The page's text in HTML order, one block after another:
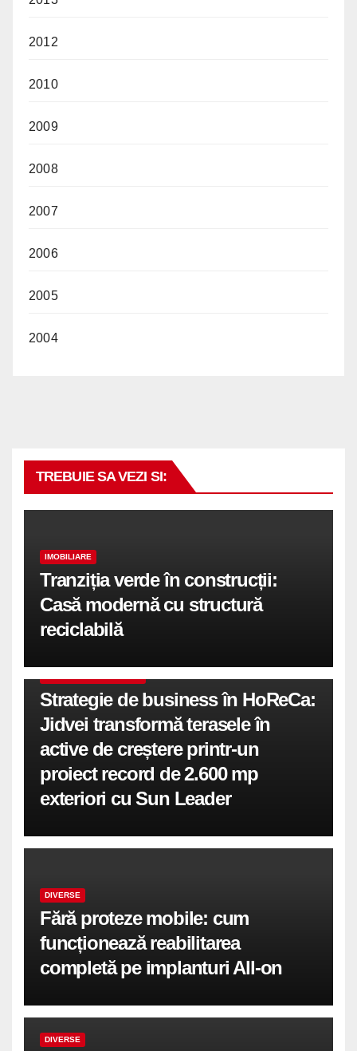
2012
2010
2009
2008
2007
2006
2005
2004
TREBUIE SA VEZI SI:
IMOBILIARE
Tranziția verde în construcții:
Casă modernă cu structură
reciclabilă
Strategie de business în HoReCa:
Jidvei transformă terasele în
active de creștere printr-un
proiect record de 2.600 mp
exteriori cu Sun Leader
DIVERSE
Fără proteze mobile: cum
funcționează reabilitarea
completă pe implanturi All-on
DIVERSE